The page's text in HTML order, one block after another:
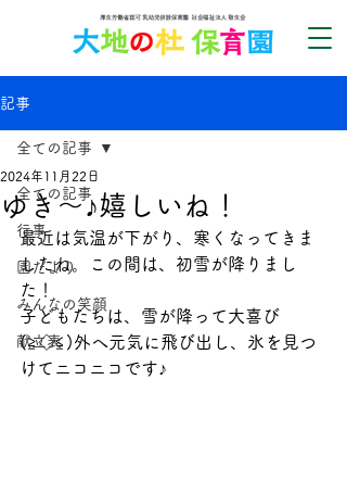
記事
全ての記事
行事
園だより
みんなの笑顔
献立表
全ての記事
ゆき～♪嬉しいね！
2024年11月22日
最近は気温が下がり、寒くなってきま
したね。この間は、初雪が降りまし
た！
子どもたちは、雪が降って大喜び
(≧◇≦)外へ元気に飛び出し、氷を見つ
けてニコニコです♪